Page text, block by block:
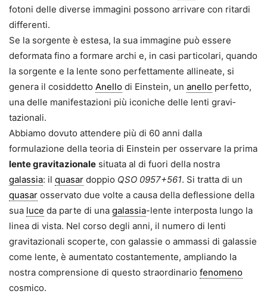
fotoni delle diverse immagini possono arrivare con ritardi
differenti.
Se la sorgente è estesa, la sua im­magine può essere
deformata fino a formare archi e, in casi particolari, quando
la sorgente e la lente sono perfettamente allineate, si
genera il cosiddetto Anello di Einstein, un anello perfetto,
una delle manifesta­zioni più iconiche delle lenti gravi­
tazionali.
Abbiamo dovuto attendere più di 60 anni dalla
formulazione della teoria di Einstein per osservare la prima
lente gravitazionale situata al di fuori della nostra
galassia: il quasar doppio QSO 0957+561. Si tratta di un
quasar osservato due volte a causa della deflessione della
sua luce da parte di una galassia-lente inter­posta lungo la
linea di vista. Nel corso degli anni, il numero di lenti
gravitazionali scoperte, con galas­sie o ammassi di galassie
come lente, è aumentato costantemente, ampliando la
nostra comprensione di questo straordinario fenomeno
cosmico.